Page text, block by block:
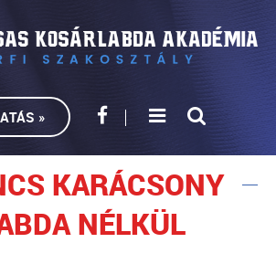
»
KARÁCSONY
NÉLKÜL